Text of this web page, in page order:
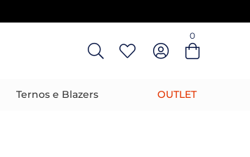
Entre com email ou cpf/cnpj
0
Ternos e Blazers OUTLET